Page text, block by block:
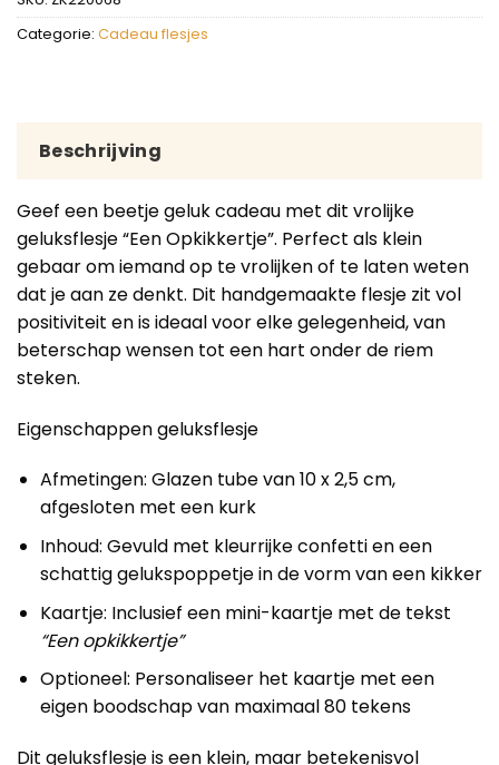
Categorie: Cadeau flesjes
Beschrijving
Geef een beetje geluk cadeau met dit vrolijke
geluksflesje “Een Opkikkertje”. Perfect als klein
gebaar om iemand op te vrolijken of te laten weten
dat je aan ze denkt. Dit handgemaakte flesje zit vol
positiviteit en is ideaal voor elke gelegenheid, van
beterschap wensen tot een hart onder de riem
steken.
Eigenschappen geluksflesje
Afmetingen: Glazen tube van 10 x 2,5 cm,
afgesloten met een kurk
Inhoud: Gevuld met kleurrijke confetti en een
schattig gelukspoppetje in de vorm van een kikker
Kaartje: Inclusief een mini-kaartje met de tekst
“Een opkikkertje”
Optioneel: Personaliseer het kaartje met een
eigen boodschap van maximaal 80 tekens
Dit geluksflesje is een klein, maar betekenisvol